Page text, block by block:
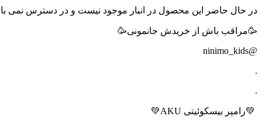
در حال حاضر این محصول در انبار موجود نیست و در دسترس نمی
🥳مراقب باش از خریدش جانمونی🥳
@ninimo_kids
.
.
💚رامپر بیسکوئیتی AKU💚